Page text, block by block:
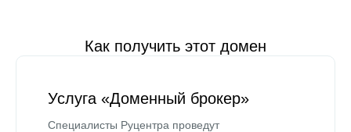
Как получить этот домен
Услуга «Доменный брокер»
Специалисты Руцентра проведут